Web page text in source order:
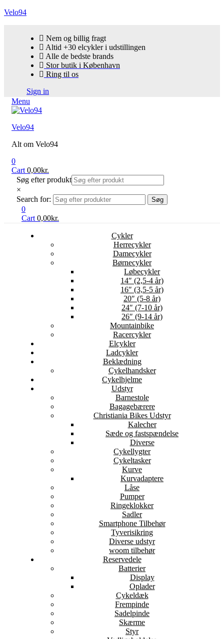
Velo94
Nem og billig fragt
Altid +30 elcykler i udstillingen
Alle de bedste brands
Stor butik i København
Ring til os
Sign in
Menu
Velo94
Alt om Velo94
0
Cart 0,00kr.
Søg efter produkt
×
Search for:
Søg
0
Cart 0,00kr.
Cykler
Herrecykler
Damecykler
Børnecykler
Løbecykler
14″ (2,5-4 år)
16″ (3,5-5 år)
20″ (5-8 år)
24″ (7-10 år)
26″ (9-14 år)
Mountainbike
Racercykler
Elcykler
Ladcykler
Beklædning
Cykelhandsker
Cykelhjelme
Udstyr
Barnestole
Bagagebærere
Christiania Bikes Udstyr
Kalecher
Sæde og fastspændelse
Diverse
Cykellygter
Cykeltasker
Kurve
Kurvadaptere
Låse
Pumper
Ringeklokker
Sadler
Smartphone Tilbehør
Tyverisikring
Diverse udstyr
woom tilbehør
Reservedele
Batterier
Display
Oplader
Cykeldæk
Frempinde
Sadelpinde
Skærme
Styr